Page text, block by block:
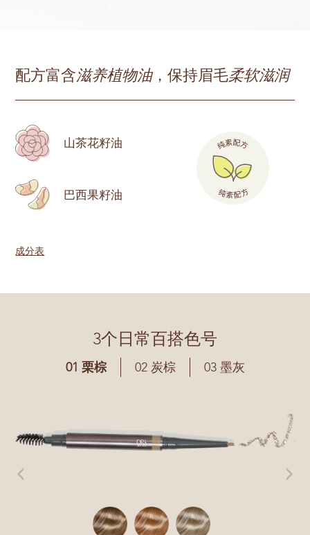
配方富含滋养植物油，保持眉毛柔软滋润
山茶花籽油
巴西果籽油
成分表
3个日常百搭色号
01 栗棕 02 炭棕 03 墨灰